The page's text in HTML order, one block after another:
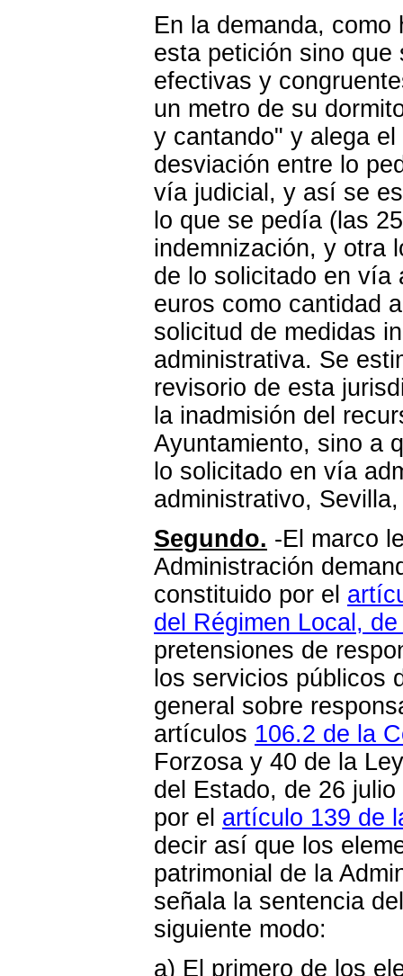
En la demanda,
esta petición sino
efectivas y
un metro de su
y cantando" y alega
desviación entre lo
vía judicial, y así se
lo que se pedía (las
indemnización, y otra
de lo solicitado en vía
euros como cantidad
solicitud de medidas
administrativa. Se
revisorio de esta
la inadmisión del
Ayuntamiento, sino a
lo solicitado en vía
administrativo,
Segundo. -El marco
Administración
constituido por el
del Régimen Local,
pretensiones de
los servicios públicos
general sobre
artículos 106.2 de la
Forzosa y 40 de la
del Estado, de 26
por el artículo 139 de
decir así que los
patrimonial de la
señala la sentencia
siguiente modo:
a) El primero de los